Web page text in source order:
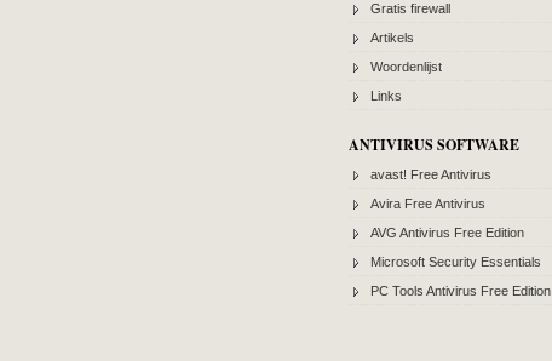
Gratis firewall
Artikels
Woordenlijst
Links
ANTIVIRUS SOFTWARE
avast! Free Antivirus
Avira Free Antivirus
AVG Antivirus Free Edition
Microsoft Security Essentials
PC Tools Antivirus Free Edition